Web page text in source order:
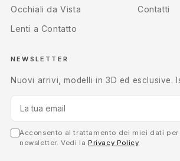
Occhiali da Vista
Lenti a Contatto
Contatti
NEWSLETTER
Nuovi arrivi, modelli in 3D ed esclusive.
Acconsento al trattamento dei miei dati per
newsletter. Vedi la Privacy Policy.